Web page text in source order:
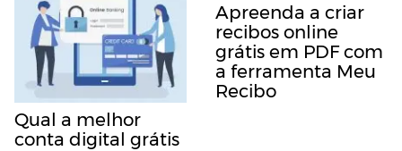
Qual a melhor
conta digital grátis
Apreenda a criar
recibos online
grátis em PDF com
a ferramenta Meu
Recibo